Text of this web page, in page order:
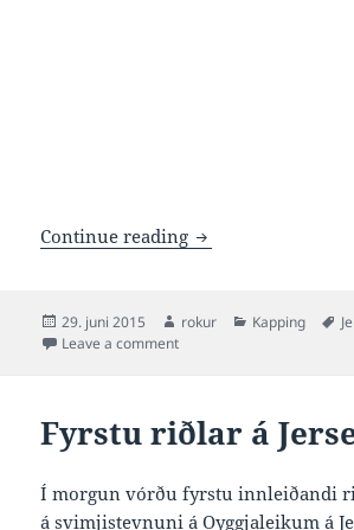
Continue reading Fyrstu finalur á
Posted
on
29. juni 2015 Author
rokur Categories
Kapping
Leave a commenton Fyrstu finalur á Jersey
Fyrstu riðlar á
Í morgun vórðu fyrstu innleiðandi
á svimjistevnuni á Oyggjaleikum á